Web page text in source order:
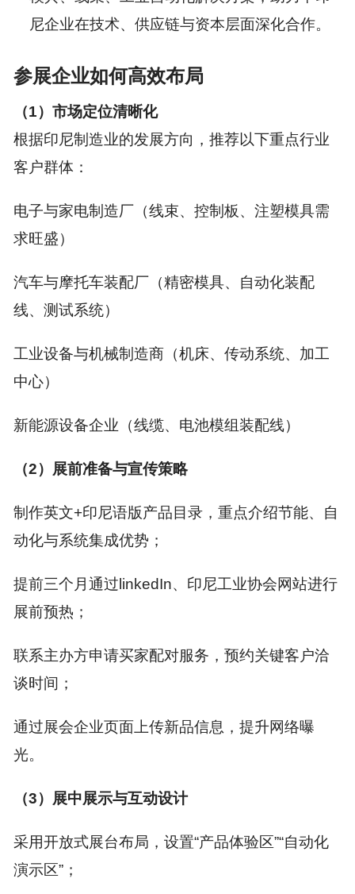
尼企业在技术、供应链与资本层面深化合作。
参展企业如何高效布局
（1）市场定位清晰化
根据印尼制造业的发展方向，推荐以下重点行业
客户群体：
电子与家电制造厂（线束、控制板、注塑模具需
求旺盛）
汽车与摩托车装配厂（精密模具、自动化装配
线、测试系统）
工业设备与机械制造商（机床、传动系统、加工
中心）
新能源设备企业（线缆、电池模组装配线）
（2）展前准备与宣传策略
制作英文+印尼语版产品目录，重点介绍节能、自
动化与系统集成优势；
提前三个月通过l inkedIn、印尼工业协会网站进行
展前预热；
联系主办方申请买家配对服务，预约关键客户洽
谈时间；
通过展会企业页面上传新品信息，提升网络曝
光。
（3）展中展示与互动设计
采用开放式展台布局，设置“产品体验区”“自动化
演示区”；